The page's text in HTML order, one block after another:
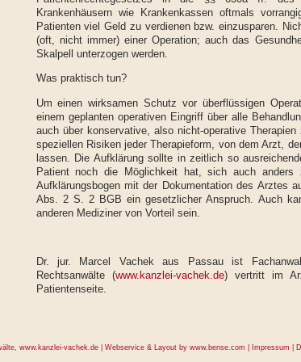
Krankenhäusern wie Krankenkassen oftmals
Patienten viel Geld zu verdienen bzw. einzusparen.
(oft, nicht immer) einer Operation; auch das
Skalpell unterzogen werden.
Was praktisch tun?
Um einen wirksamen Schutz vor überflüssigen
einem geplanten operativen Eingriff über alle
auch über konservative, also nicht-operative
speziellen Risiken jeder Therapieform, von dem Arzt,
lassen. Die Aufklärung sollte in zeitlich so
Patient noch die Möglichkeit hat, sich auch
Aufklärungsbogen mit der Dokumentation des Arztes
Abs. 2 S. 2 BGB ein gesetzlicher Anspruch. Auch
anderen Mediziner von Vorteil sein.
Dr. jur. Marcel Vachek aus Passau ist
Rechtsanwälte (www.kanzlei-vachek.de) vertritt im
Patientenseite.
www.kanzlei-vachek.de| Webservice & Layout by www.bense.com Impressum